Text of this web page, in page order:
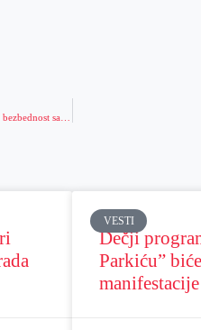
VESTI
Dečji
Parkiću”